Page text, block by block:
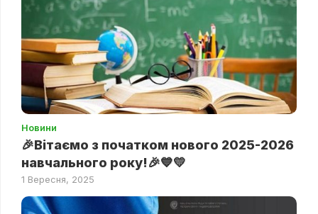
Новини
🎉Вітаємо з початком нового 2025-2026
навчального року!🎉💙💛
1 Вересня, 2025